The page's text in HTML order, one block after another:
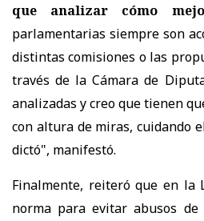
que analizar cómo
parlamentarias siempre son
distintas comisiones o las
través de la Cámara de
analizadas y creo que tienen
con altura de miras, cuidando
dictó", manifestó.
Finalmente, reiteró que en la
norma para evitar abusos